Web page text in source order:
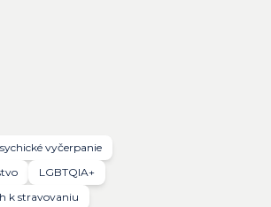
vyčerpanie
LGBTQIA+
k stravovaniu